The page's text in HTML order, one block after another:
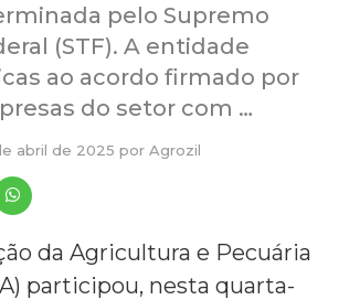
pelo Supremo
(STF). A entidade
ao acordo firmado por
do setor com …
abril de 2025 por Agrozil
da Agricultura e Pecuária
participou, nesta quarta-